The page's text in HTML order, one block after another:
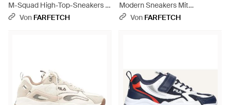
M-Squad High-Top-Sneakers -
WeißVon FARFETCH
Modern Sneakers Mit
Schnürung - Weiß
Von FARFETCH